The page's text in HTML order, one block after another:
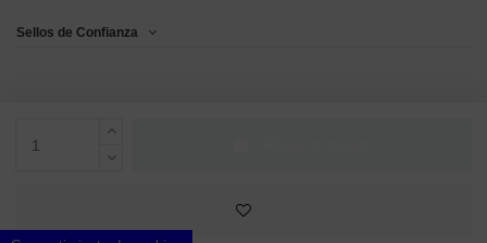
Sellos de Confianza